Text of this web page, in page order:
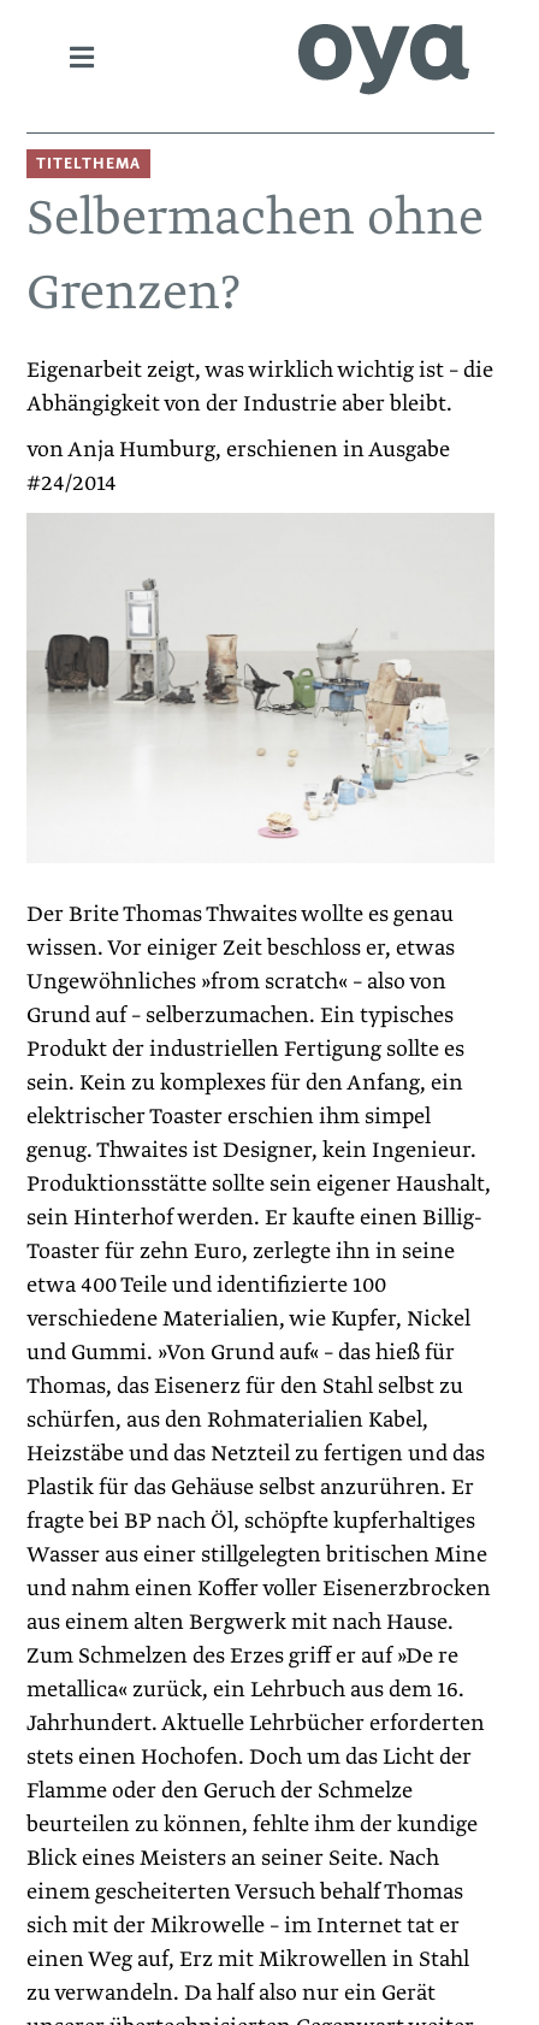
TITELTHEMA
Selbermachen ohne
Grenzen?
Eigenarbeit zeigt, was wirklich wichtig ist – die
Abhängigkeit von der Industrie aber bleibt.
von Anja Humburg, erschienen in Ausgabe
#24/2014
Der Brite Thomas Thwaites wollte es genau
wissen. Vor einiger Zeit beschloss er, etwas
Ungewöhnliches »from scratch« – also von
Grund auf – selberzumachen. Ein typisches
Produkt der industriellen Fertigung sollte es
sein. Kein zu komplexes für den Anfang, ein
elektrischer Toaster erschien ihm simpel
genug. Thwaites ist Designer, kein Ingenieur.
Produktionsstätte sollte sein eigener Haushalt,
sein Hinterhof werden. Er kaufte einen Billig-
Toaster für zehn Euro, zerlegte ihn in seine
etwa 400 Teile und identifizierte 100
verschiedene Materialien, wie Kupfer, Nickel
und Gummi. »Von Grund auf« – das hieß für
Thomas, das Eisenerz für den Stahl selbst zu
schürfen, aus den Rohmaterialien Kabel,
Heizstäbe und das Netzteil zu fertigen und das
Plastik für das Gehäuse selbst anzurühren. Er
fragte bei BP nach Öl, schöpfte kupferhaltiges
Wasser aus einer stillgelegten britischen Mine
und nahm einen Koffer voller Eisenerzbrocken
aus einem alten Bergwerk mit nach Hause.
Zum Schmelzen des Erzes griff er auf »De re
metallica« zurück, ein Lehrbuch aus dem 16.
Jahrhundert. Aktuelle Lehrbücher erforderten
stets einen Hochofen. Doch um das Licht der
Flamme oder den Geruch der Schmelze
beurteilen zu können, fehlte ihm der kundige
Blick eines Meisters an seiner Seite. Nach
einem gescheiterten Versuch behalf Thomas
sich mit der Mikrowelle – im Internet tat er
einen Weg auf, Erz mit Mikrowellen in Stahl
zu verwandeln. Da half also nur ein Gerät